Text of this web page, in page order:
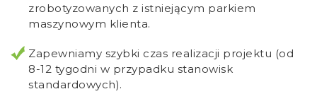
zrobotyzowanych z istniejącym parkiem
maszynowym klienta.
Zapewniamy szybki czas realizacji projektu (od
8-12 tygodni w przypadku stanowisk
standardowych).